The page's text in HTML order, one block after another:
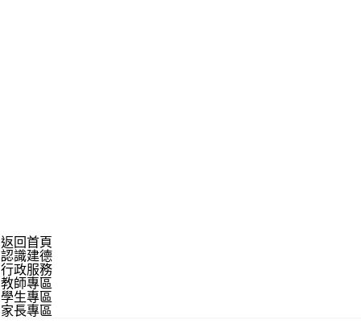
返回首頁
認識建德
行政服務
教師專區
學生專區
家長專區